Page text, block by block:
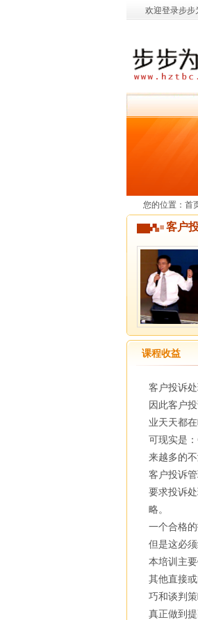
欢迎登录步
您的位置： 首
客户
课程收益
客户投诉
因此客户
业天天都在
可现实是
来越多的不
客户投诉
要求投诉
略。
一个合格
但是这必
本培训主
其他直接
巧和谈判策
真正做到